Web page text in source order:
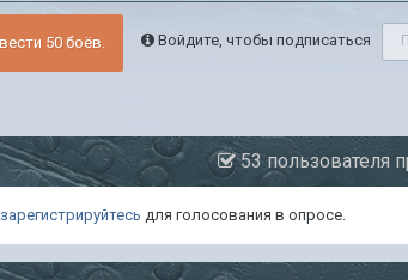
Войдите, чтобы подписаться
50 боёв.
53 пользователя
зарегистрируйтесь для голосования в опросе.